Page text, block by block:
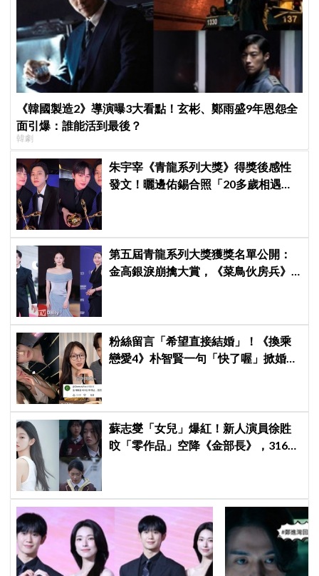
《韓國製造2》導演曝3大看點！玄彬、鄭雨盛9年恩怨全
面引爆：誰能活到最後？
韓劇
朱宇宰《青龍系列大獎》得獎後感性
發文！曬邊佑錫合照「20多歲相遇，
第五屆青龍系列大獎獲獎名單公開：
金高銀淚崩擒大賞，《菜鳥伙房兵》
粉絲留言「希望直接結婚」！《換乘
戀愛4》朴智賢一句「快了喔」掀婚訊
蘇志燮「女兒」爆紅！新人演員徐貹
旼「零作品」空降《金部長》，316萬